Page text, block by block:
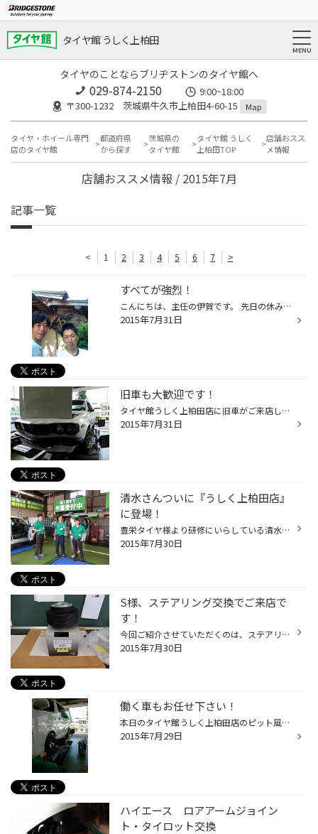
タイヤ館 うしく上柏田
タイヤのことならブリヂストンのタイヤ館へ
029-874-2150
9:00~18:00
〒300-1232 茨城県牛久市上柏田4-60-15
Map
タイヤ・ホイール専門
店のタイヤ館
都道府県
から探す
茨城県の
タイヤ館
タイヤ館 うしく
上柏田TOP
店舗おスス
メ情報
店舗おススメ情報 / 2015年7月
記事一覧
< 1 2 3 4 5 6 7 >
すべてが強烈！
こんにちは、主任の伊賀です。 先日の休みを利用して、研修中の清水君とおそばを食べに行って来ました。 つくば山のふもとにあるお店なんですが、味も 見た目も 店主も強烈なんです！ 店主のこだわりがハンパない！ 使ってるカモ肉は、フランス料理で使うお肉を使い、焼き加減もこだわります。 な...
2015年7月31日
旧車も大歓迎です！
タイヤ館うしく上柏田店に旧車がご来店しました。 マツダ・S47式サバンナ アライメント調整をしました。 シブい車ですよね!? ボンネット内も最近の車とは違いシンプルでスッキリしています。 下回りも今の車とは構造自体も違っていて調整方法も複雑でした(*_*; マツダの方にもアライメントの基準値...
2015年7月31日
清水さんついに『うしく上柏田店』
に登場！
豊栄タイヤ様より研修にいらしている清水さん！ 阿見店～土浦北インター店と来て、ついに我が、うしく上柏田店にもやってきました！！ 本日のPITスタッフと記念撮影です☆ その後、作業の様子を激写しようとカメラをそっと向けましたが、 どうしてもカメラ目線になってしまう清水さん(^▽^;) 自然を装...
2015年7月30日
S様、ステアリング交換でご来店で
す！
今回ご紹介させていただくのは、ステアリング交換のS様の愛車です！ え？車種ですか？今回は、ヒ・ミ・ツ です。 このお車、大変希少なお車でかなりお金もかかっています。 今回は内装だけお見せいたしますので、分かった方！ご来店頂きまして正解されますと 『ロペグッズ』プレゼントいたします！...
2015年7月30日
働く車もお任せ下さい！
本日のタイヤ館うしく上柏田店のピット風景は 働く車のハイエースの作業です。 何をやっているのかというと足回りのアライメント調整作業 アライメント調整といえばタイヤ館ですが 普通乗用車だけではなくハイエースのようなバンタイプもできるんです。 ただしハイエースやキャラバンは調整の難易度...
2015年7月29日
ハイエース ロアアームジョイン
ト・タイロット交換